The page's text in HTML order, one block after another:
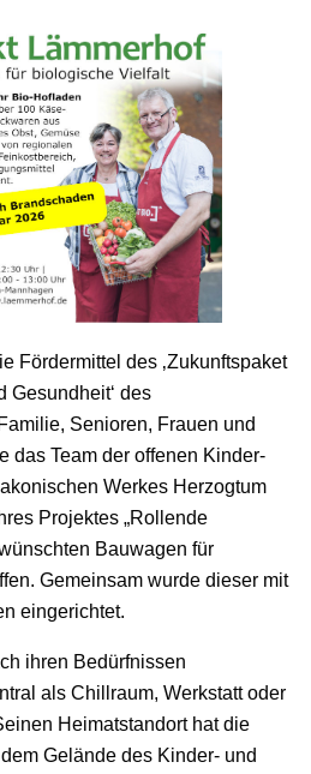
Fördermittel des ‚Zukunftspaket
Gesundheit‘ des
Senioren, Frauen und
das Team der offenen Kinder-
Werkes Herzogtum
Projektes „Rollende
Bauwagen für
Gemeinsam wurde dieser mit
eingerichtet.
ihren Bedürfnissen
als Chillraum, Werkstatt oder
Heimatstandort hat die
Gelände des Kinder- und